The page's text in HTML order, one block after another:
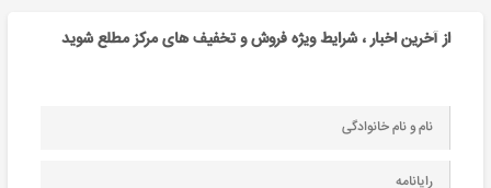
از آخرین اخبار ، شرایط ویژه فروش و تخفیف های مرکز مطلع شوید